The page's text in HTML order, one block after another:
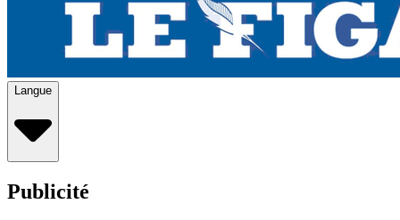
Langue
Publicité